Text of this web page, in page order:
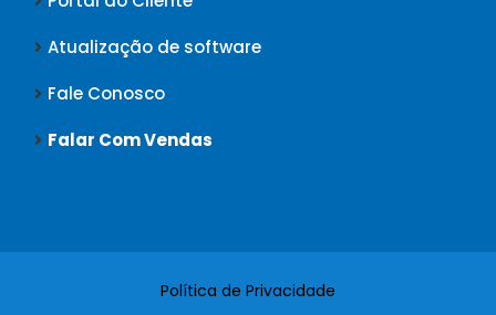
Atualização de software
Fale Conosco
Falar Com Vendas
Política de Privacidade